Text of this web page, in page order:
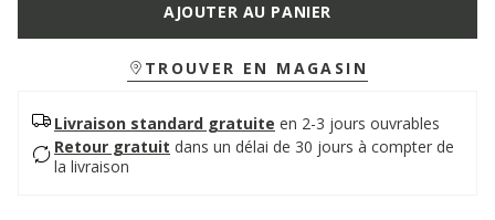
AJOUTER AU PANIER
TROUVER EN MAGASIN
Livraison standard gratuite en 2-3 jours ouvrables
Retour gratuit dans un délai de 30 jours à compter de
la livraison